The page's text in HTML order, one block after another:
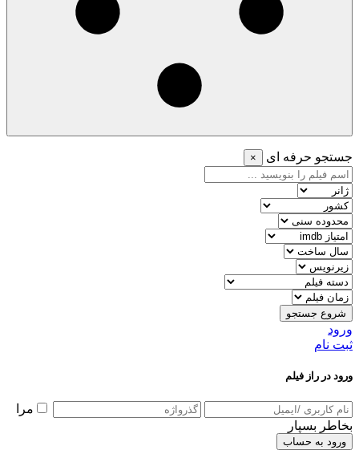
جستجو حرفه ای ×
شروع جستجو
ورود
ثبت نام
ورود در راز فیلم
مرا
بخاطر بسپار
ورود به حساب